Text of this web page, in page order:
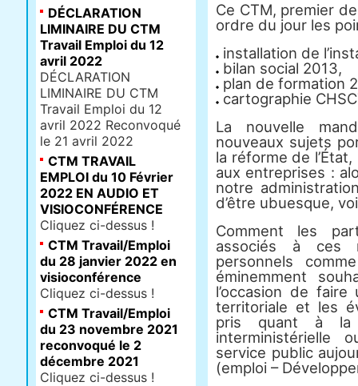
Ce CTM, premier
ordre du jour les
installation de
bilan social 2013,
plan de formation
cartographie
La nouvelle
nouveaux sujets
la réforme de
aux entreprises :
notre
d’être ubuesque,
Comment les
associés à ces
personnels
éminemment
l’occasion de
territoriale et les
pris quant à la
interministérielle
service public
(emploi –
DÉCLARATION
LIMINAIRE DU CTM
Travail Emploi du 12
avril 2022
DÉCLARATION
LIMINAIRE DU CTM
Travail Emploi du 12
avril 2022 Reconvoqué
le 21 avril 2022
CTM TRAVAIL
EMPLOI du 10 Février
2022 EN AUDIO ET
VISIOCONFÉRENCE
Cliquez ci-dessus !
CTM Travail/Emploi
du 28 janvier 2022 en
visioconférence
Cliquez ci-dessus !
CTM Travail/Emploi
du 23 novembre 2021
reconvoqué le 2
décembre 2021
Cliquez ci-dessus !